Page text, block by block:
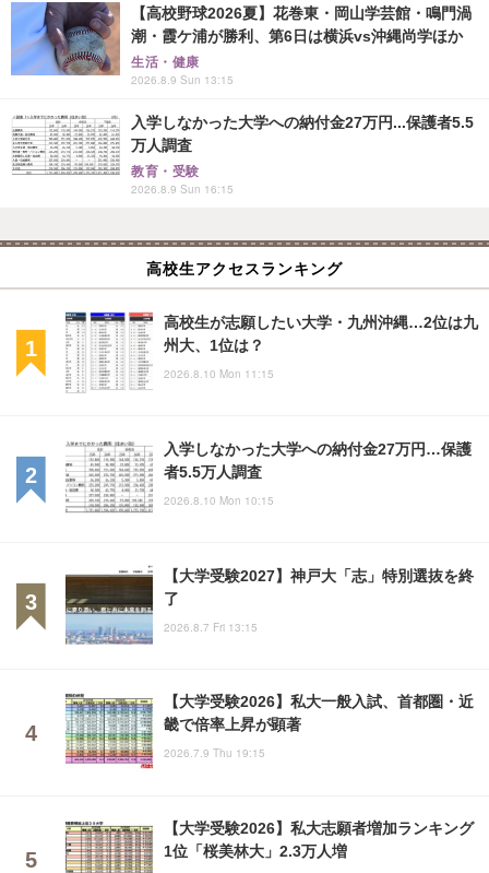
【高校野球2026夏】花巻東・岡山学芸館・鳴門渦
潮・霞ケ浦が勝利、第6日は横浜vs沖縄尚学ほか
生活・健康
2026.8.9 Sun 13:15
入学しなかった大学への納付金27万円...保護者5.5
万人調査
教育・受験
2026.8.9 Sun 16:15
高校生アクセスランキング
高校生が志願したい大学・九州沖縄…2位は九
州大、1位は？
2026.8.10 Mon 11:15
入学しなかった大学への納付金27万円…保護
者5.5万人調査
2026.8.10 Mon 10:15
【大学受験2027】神戸大「志」特別選抜を終
了
2026.8.7 Fri 13:15
【大学受験2026】私大一般入試、首都圏・近
畿で倍率上昇が顕著
2026.7.9 Thu 19:15
【大学受験2026】私大志願者増加ランキング
1位「桜美林大」2.3万人増